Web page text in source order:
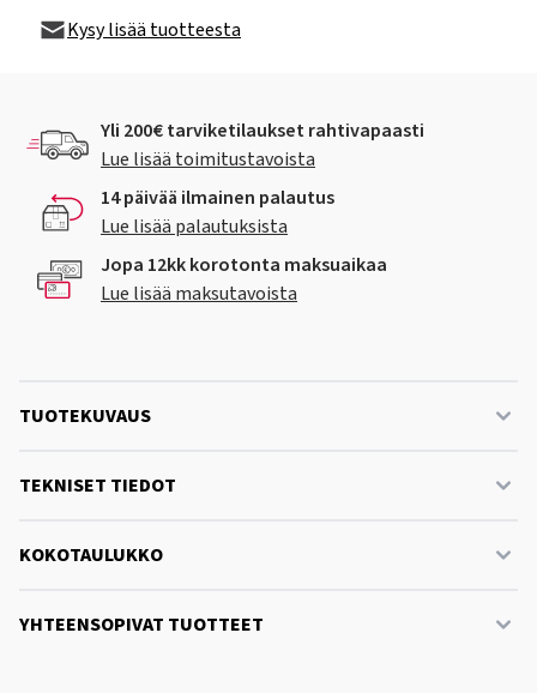
Kysy lisää tuotteesta
Yli 200€ tarviketilaukset rahtivapaasti
Lue lisää toimitustavoista
14 päivää ilmainen palautus
Lue lisää palautuksista
Jopa 12kk korotonta maksuaikaa
Lue lisää maksutavoista
TUOTEKUVAUS
TEKNISET TIEDOT
KOKOTAULUKKO
YHTEENSOPIVAT TUOTTEET